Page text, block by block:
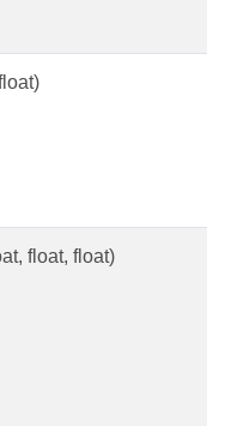
float, float)